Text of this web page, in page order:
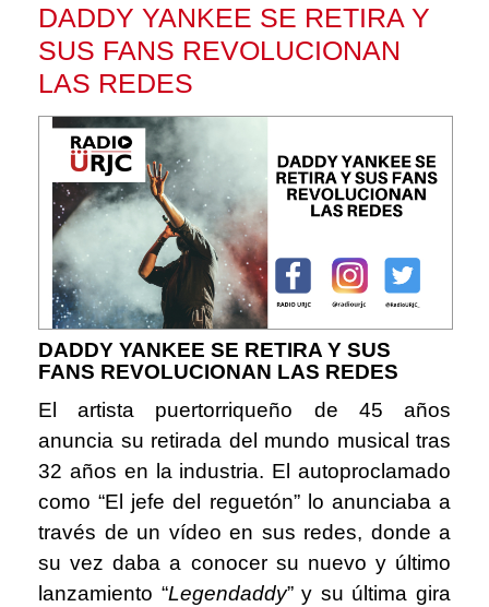
DADDY YANKEE SE RETIRA Y
SUS FANS REVOLUCIONAN
LAS REDES
DADDY YANKEE SE RETIRA Y SUS
FANS REVOLUCIONAN LAS REDES
El artista puertorriqueño de 45 años
anuncia su retirada del mundo musical tras
32 años en la industria. El autoproclamado
como “El jefe del reguetón” lo anunciaba a
través de un vídeo en sus redes, donde a
su vez daba a conocer su nuevo y último
lanzamiento “Legendaddy” y su última gira